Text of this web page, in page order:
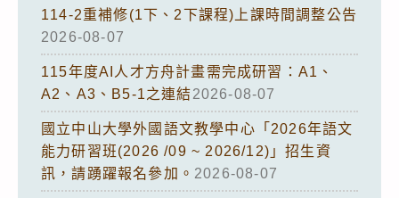
114-2重補修(1下、2下課程)上課時間調整公告
2026-08-07
115年度AI人才方舟計畫需完成研習：A1、
A2、A3、B5-1之連結2026-08-07
國立中山大學外國語文教學中心「2026年語文
能力研習班(2026 /09 ~ 2026/12)」招生資
訊，請踴躍報名參加。 2026-08-07